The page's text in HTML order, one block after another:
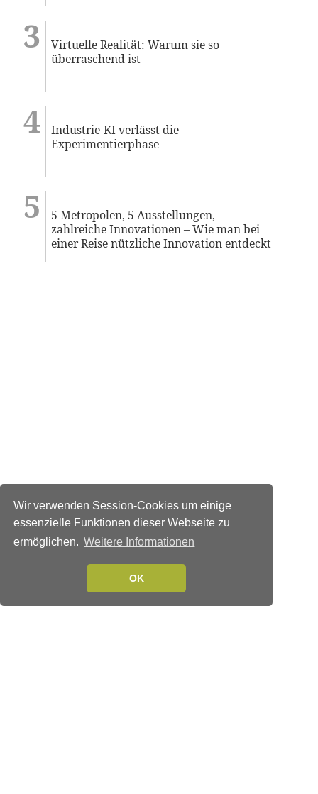
Wir verwenden Session-Cookies um einige
essenzielle Funktionen dieser Webseite zu
ermöglichen. Weitere Informationen
OK
Virtuelle Realität: Warum sie so
überraschend ist
Industrie-KI verlässt die
Experimentierphase
5 Metropolen, 5 Ausstellungen,
zahlreiche Innovationen – Wie man bei
einer Reise nützliche Innovation entdeckt